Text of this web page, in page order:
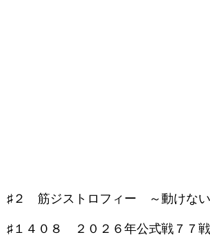
♯２ 筋ジストロフィー ～動けない
♯１４０８ ２０２６年公式戦７７